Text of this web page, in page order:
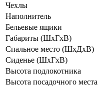
Чехлы
Наполнитель
Бельевые ящики
Габариты (ШхГхВ)
Спальное место (ШхДхВ)
Сиденье (ШхГхВ)
Высота подлокотника
Высота посадочного места